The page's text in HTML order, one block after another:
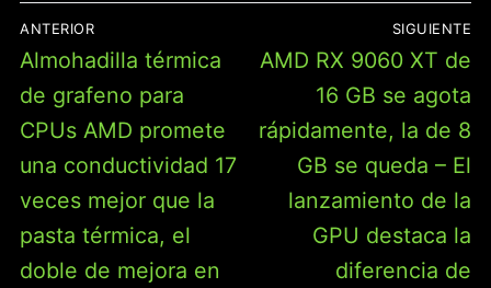
NAVEGACIÓN
DE
ENTRADAS
ANTERIOR
Entrada
anterior:
Almohadilla térmica
de grafeno para
CPUs AMD promete
una conductividad 17
veces mejor que la
pasta térmica, el
doble de mejora en
SIGUIENTE
Entrada
siguiente:
AMD RX 9060 XT de
16 GB se agota
rápidamente, la de 8
GB se queda – El
lanzamiento de la
GPU destaca la
diferencia de